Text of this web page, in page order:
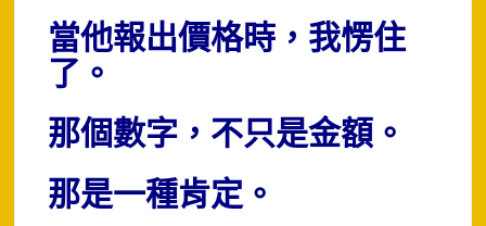
當他報出價格時，我愣住
了。
那個數字，不只是金額。
那是一種肯定。